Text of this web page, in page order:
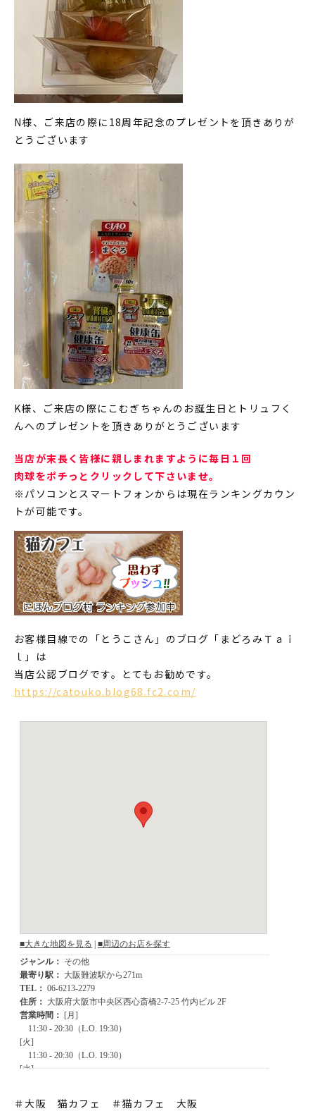
N様、ご来店の際に18周年記念のプレゼントを頂きありが
とうございます
K様、ご来店の際にこむぎちゃんのお誕生日とトリュフく
んへのプレゼントを頂きありがとうございます
当店が末長く皆様に親しまれますように毎日１回
肉球をポチっとクリックして下さいませ。
※パソコンとスマートフォンからは現在ランキングカウン
トが可能です。
お客様目線での「とうこさん」のブログ「まどろみＴａｉ
ｌ」は
当店公認ブログです。とてもお勧めです。
https://catouko.blog68.fc2.com/
＃大阪 猫カフェ ＃猫カフェ 大阪